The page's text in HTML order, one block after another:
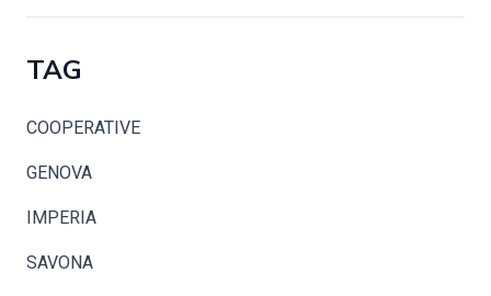
TAG
COOPERATIVE
GENOVA
IMPERIA
SAVONA